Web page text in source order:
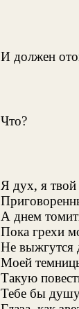
И должен
Что?
Я дух, я твой
А днем
Пока грехи
Не выжгутся
Моей
Такую
Тебе бы